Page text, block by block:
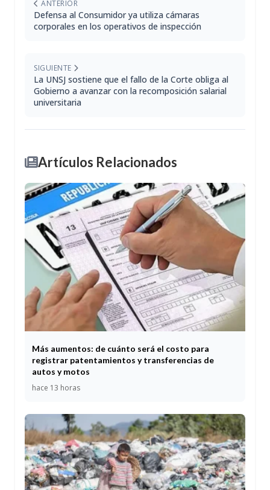
ANTERIOR
Defensa al Consumidor ya utiliza cámaras
corporales en los operativos de inspección
SIGUIENTE
La UNSJ sostiene que el fallo de la Corte obliga al
Gobierno a avanzar con la recomposición salarial
universitaria
Artículos Relacionados
Más aumentos: de cuánto será el costo para
registrar patentamientos y transferencias de
autos y motos
hace 13 horas